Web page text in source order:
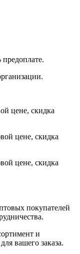
цене, скидка
цене, скидка
цене, скидка
покупателей
и
вашего заказа.